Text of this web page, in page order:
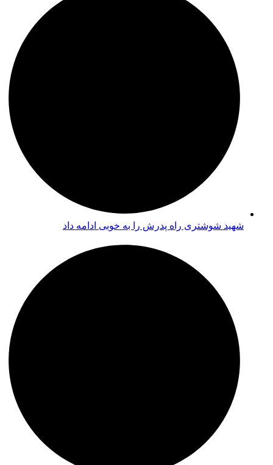
شهید شوشتری راه پدرش را به خوبی ادامه داد